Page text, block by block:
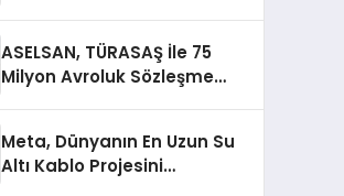
ASELSAN, TÜRASAŞ İle 75
Milyon Avroluk Sözleşme
Meta, Dünyanın En Uzun Su
Altı Kablo Projesini